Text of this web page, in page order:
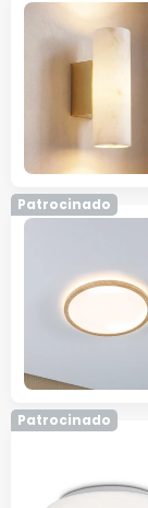
Patrocinado
Patrocinado